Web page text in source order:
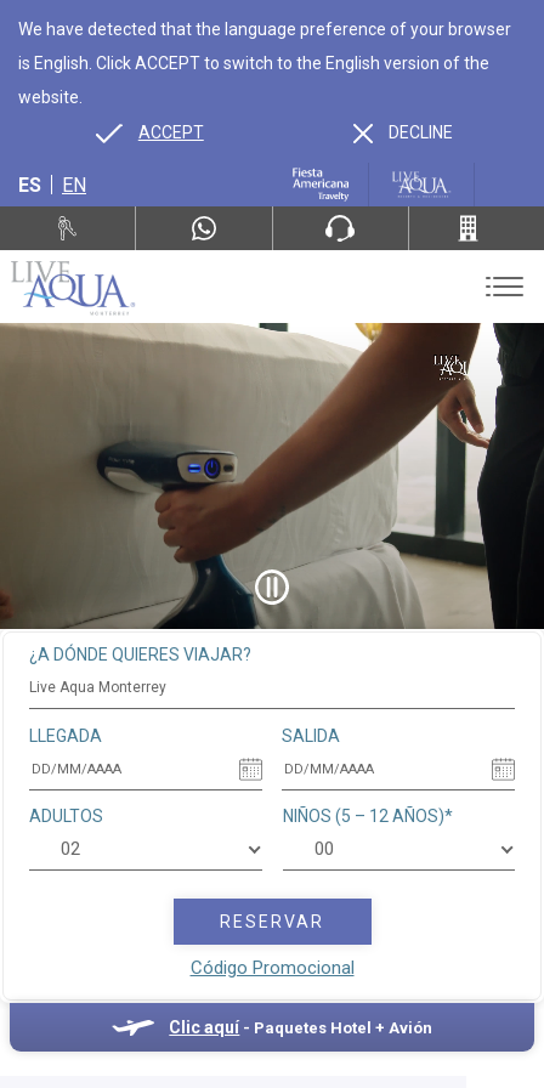
ES EN
We have detected that the language preference of your browser
is English. Click ACCEPT to switch to the English version of the
website.
ACCEPT
DECLINE
¿A DÓNDE QUIERES VIAJAR?
Live Aqua Monterrey
LLEGADA SALIDA
ADULTOS
02
NIÑOS (5 – 12 AÑOS)*
00
RESERVAR
Código Promocional
Clic aquí - Paquetes Hotel + Avión